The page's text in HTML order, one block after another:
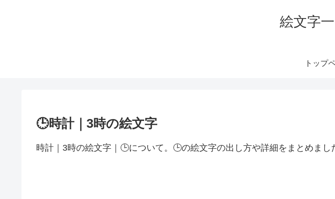
絵文字
トップ
🕒時計｜3時の絵文字
時計｜3時の絵文字｜🕒について。🕒の絵文字の出し方や詳細をまとめまし